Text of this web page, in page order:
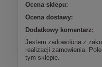
Ocena sklepu:
Ocena dostawy:
Dodatkowy komentarz:
Jestem zadowolona z
realizacji zamowienia.
tym sklepie.